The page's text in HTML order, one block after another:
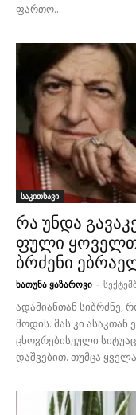
ფართო...
საკითხავი
რა უნდა
ფული
ბრძენი
ხათუნა ყაზაროვი -
ადამიანთან სიბრძნე,
მოდის. მას კი ასაკთან
ცხოვრებისეული
დაშვებით. თუმცა